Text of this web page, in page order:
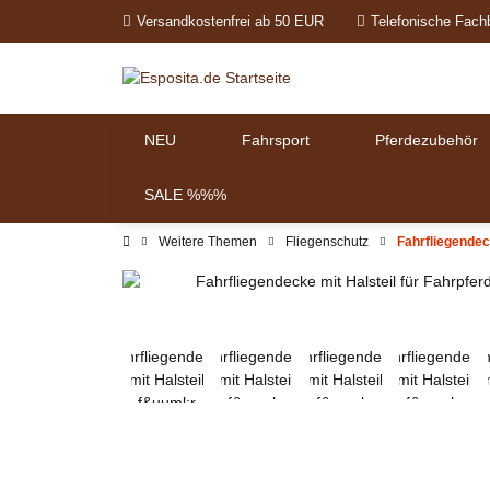
Versandkostenfrei ab 50 EUR Telefonische
NEU Fahrsport Pferdezubehör
SALE %%%
Weitere Themen Fliegenschutz